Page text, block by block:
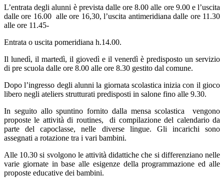
L’entrata degli alunni è prevista dalle ore 8.00 alle ore 9.00 e l’uscita
dalle ore 16.00 alle ore 16,30, l’uscita antimeridiana dalle ore 11.30
alle ore 11.45-
Entrata o uscita pomeridiana h.14.00.
Il lunedì, il martedì, il giovedì e il venerdì è predisposto un servizio
di pre scuola dalle ore 8.00 alle ore 8.30 gestito dal comune.
Dopo l’ingresso degli alunni la giornata scolastica inizia con il gioco
libero negli ateliers strutturati predisposti in salone fino alle 9.30.
In seguito allo spuntino fornito dalla mensa scolastica
vengono
proposte le attività di routines,
di compilazione del calendario da
parte del capoclasse, nelle diverse lingue. Gli incarichi sono
assegnati a rotazione tra i vari bambini.
Alle 10.30 si svolgono le attività didattiche che si differenziano nelle
varie giornate in base alle esigenze della programmazione ed alle
proposte educative dei bambini.